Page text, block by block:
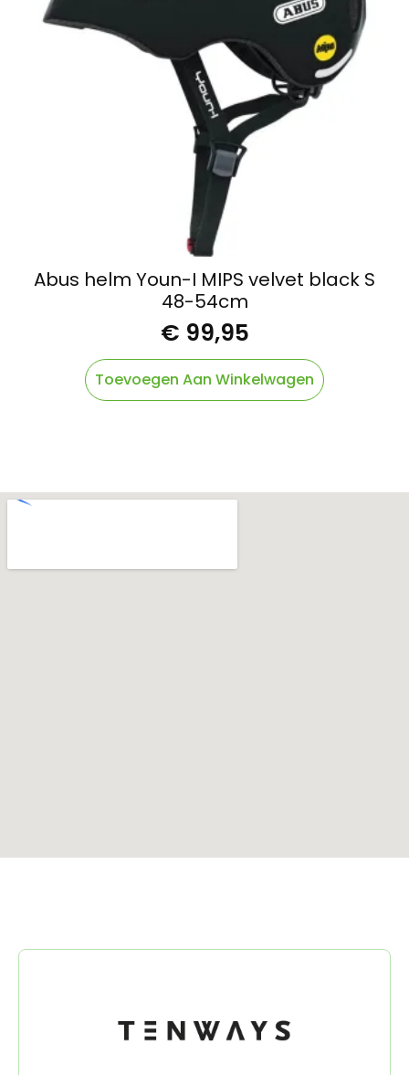
Abus helm Youn-I MIPS velvet black S
48-54cm
€ 99,95
Toevoegen Aan Winkelwagen